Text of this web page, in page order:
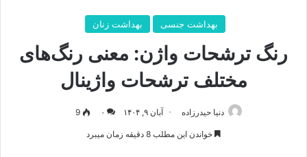
بهداشت جنسی بهداشت زنان
رنگ ترشحات واژن: معنی رنگ‌های
مختلف ترشحات واژینال
دنیا حیدرزاده آبان ۹, ۱۴۰۴ ۰ 9
خواندن این مطلب 8 دقیقه زمان میبرد